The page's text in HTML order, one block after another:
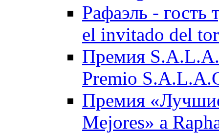
Рафаэль - гость
el invitado del
Премия
Premio
Премия
Mejores» a